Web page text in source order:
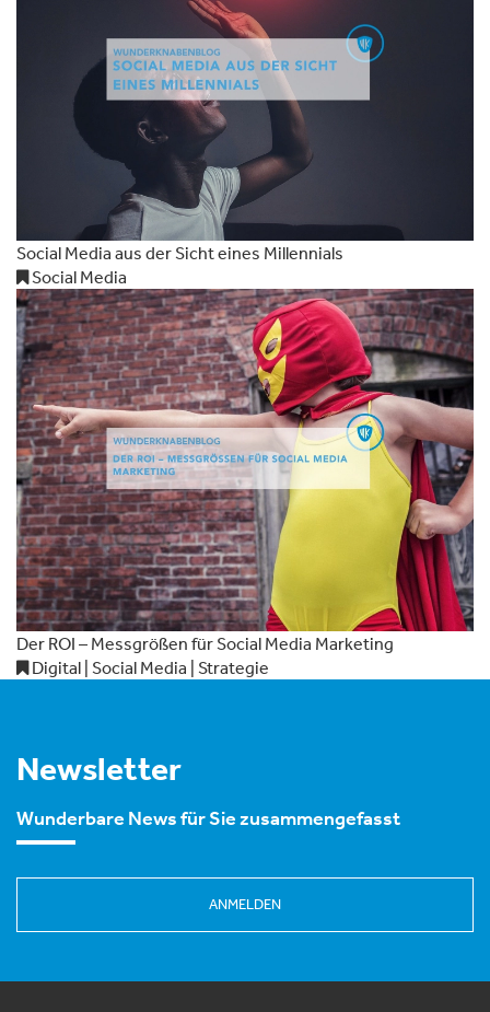
Social Media aus der Sicht eines Millennials
Social Media
Der ROI – Messgrößen für Social Media Marketing
Digital | Social Media | Strategie
Newsletter
Wunderbare News für Sie zusammengefasst
ANMELDEN